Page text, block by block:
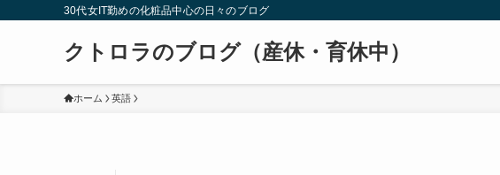
30代女IT勤めの化粧品中心の日々のブログ
クトロラのブログ（産休・育休中）
ホーム 英語